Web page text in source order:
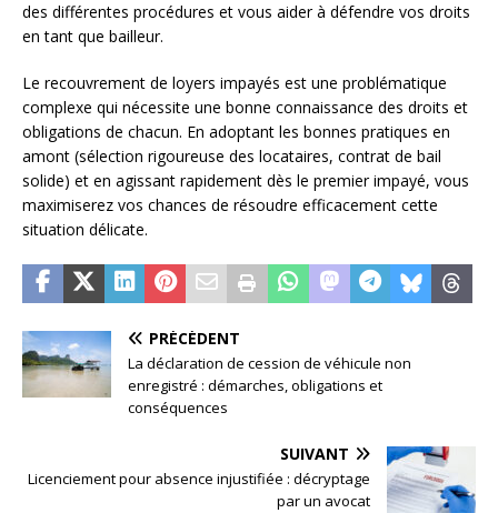
des différentes procédures et vous aider à défendre vos droits
en tant que bailleur.
Le recouvrement de loyers impayés est une problématique
complexe qui nécessite une bonne connaissance des droits et
obligations de chacun. En adoptant les bonnes pratiques en
amont (sélection rigoureuse des locataires, contrat de bail
solide) et en agissant rapidement dès le premier impayé, vous
maximiserez vos chances de résoudre efficacement cette
situation délicate.
PRÉCÉDENT
La déclaration de cession de véhicule non
enregistré : démarches, obligations et
conséquences
SUIVANT
Licenciement pour absence injustifiée : décryptage
par un avocat